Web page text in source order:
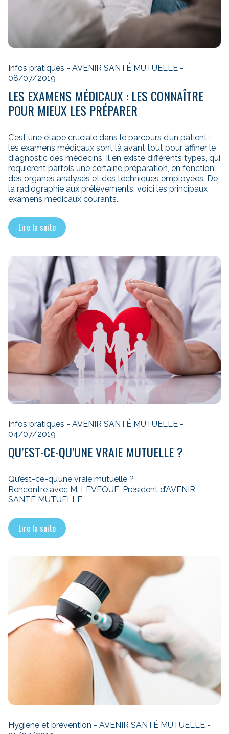
Infos pratiques - AVENIR SANTÉ MUTUELLE -
08/07/2019
LES EXAMENS MÉDICAUX : LES CONNAÎTRE
POUR MIEUX LES PRÉPARER
C’est une étape cruciale dans le parcours d’un patient :
les examens médicaux sont là avant tout pour affiner le
diagnostic des médecins. Il en existe différents types, qui
requièrent parfois une certaine préparation, en fonction
des organes analysés et des techniques employées. De
la radiographie aux prélèvements, voici les principaux
examens médicaux courants.
Lire la suite
Infos pratiques - AVENIR SANTÉ MUTUELLE -
04/07/2019
QU’EST-CE-QU’UNE VRAIE MUTUELLE ?
Qu’est-ce-qu’une vraie mutuelle ?
Rencontre avec M. LEVEQUE, Président d’AVENIR
SANTÉ MUTUELLE
Lire la suite
Hygiène et prévention - AVENIR SANTÉ MUTUELLE -